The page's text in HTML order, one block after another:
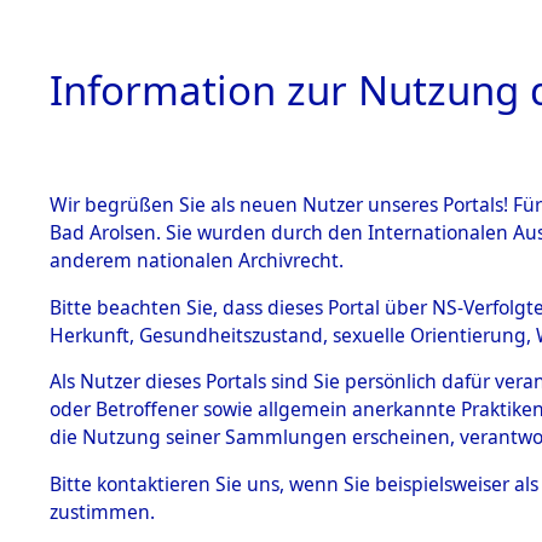
HOME
BESTÄNDE
Inhaftierungsdoku
mente
1.2.9 Beim ITS
verwahrte
1.2.9.1
Effekten aus
0003
Information zur Nutzung
Wir begrüßen Sie als neuen Nutzer unseres Portals!
Bad Arolsen. Sie wurden durch den Internationalen
anderem nationalen Archivrecht.
Bitte beachten Sie, dass dieses Portal über NS-
Herkunft, Gesundheitszustand, sexuelle
Als Nutzer dieses Portals sind Sie persönlich dafür
oder Betroffener sowie allgemein anerkannte
die Nutzung seiner Sammlungen erscheinen,
Bitte kontaktieren Sie uns, wenn Sie beispielsweiser
zustimmen.